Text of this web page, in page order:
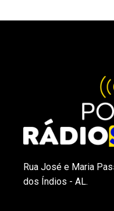
Rua José e Maria
dos Índios - AL.